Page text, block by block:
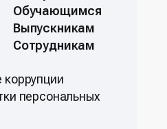
Обучающимся
Выпускникам
Сотрудникам
персональных